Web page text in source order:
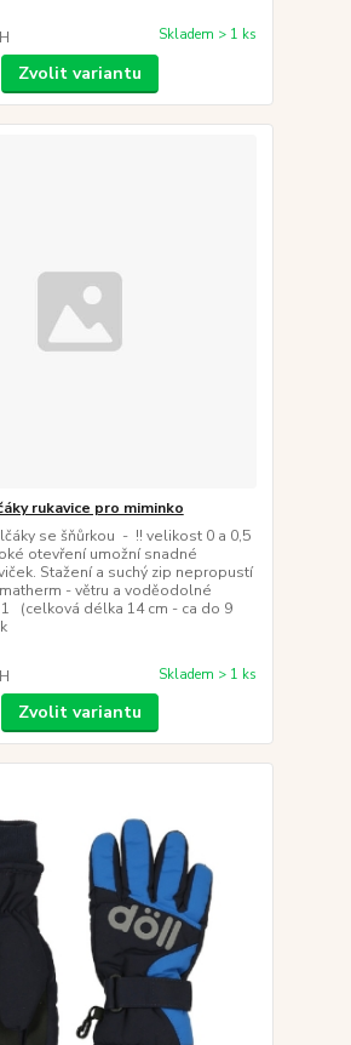
Skladem > 1 ks
Zvolit variantu
rukavice pro miminko
se šňůrkou - !! velikost 0 a 0,5
otevření umožní snadné
Stažení a suchý zip nepropustí
- větru a voděodolné
(celková délka 14 cm - ca do 9
Skladem > 1 ks
Zvolit variantu